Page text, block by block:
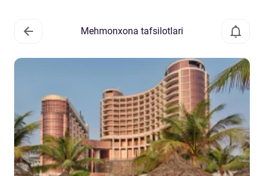
Mehmonxona tafsilotlari